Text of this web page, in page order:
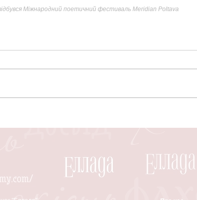
Міжнародний поетичний фестиваль Meridian Poltava